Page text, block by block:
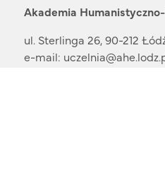
Akademia
ul. Sterlinga 26, 90-212
e-mail: